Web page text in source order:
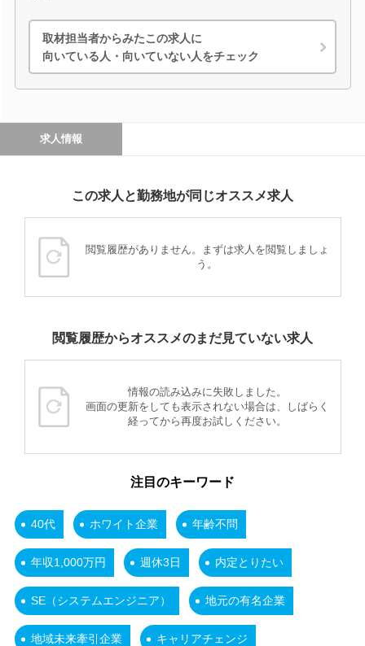
取材担当者からみたこの求人に
向いている人・向いていない人をチェック
求人情報
この求人と勤務地が同じオススメ求人
閲覧履歴がありません。まずは求人を閲覧しましょ
う。
閲覧履歴からオススメのまだ見ていない求人
情報の読み込みに失敗しました。
画面の更新をしても表示されない場合は、しばらく
経ってから再度お試しください。
注目のキーワード
40代 ホワイト企業 年齢不問
年収1,000万円 週休3日 内定とりたい
SE（システムエンジニア） 地元の有名企業
地域未来牽引企業 キャリアチェンジ